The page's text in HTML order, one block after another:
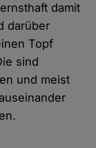
damit
darüber
Topf
sind
und meist